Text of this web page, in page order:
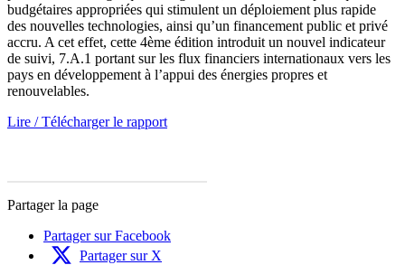
budgétaires appropriées qui stimulent un déploiement plus rapide
des nouvelles technologies, ainsi qu’un financement public et privé
accru. A cet effet, cette 4ème édition introduit un nouvel indicateur
de suivi, 7.A.1 portant sur les flux financiers internationaux vers les
pays en développement à l’appui des énergies propres et
renouvelables.
Lire / Télécharger le rapport
Partager la page
Partager sur Facebook
Partager sur X